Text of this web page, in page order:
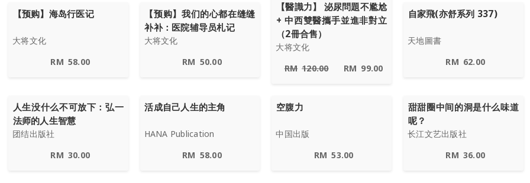
【预购】海岛行医记
大将文化
RM 58.00
【预购】我们的心都在缝缝
补补：医院辅导员札记
大将文化
RM 50.00
【醫識力】 泌尿問題不尷尬
+ 中西雙醫攜手並進非對立
（2冊合售）
大将文化
RM 120.00 RM 99.00
自家飛(亦舒系列 337)
天地圖書
RM 62.00
人生没什么不可放下：弘一
法师的人生智慧
团结出版社
RM 30.00
活成自己人生的主角
HANA Publication
RM 58.00
空腹力
中国出版
RM 53.00
甜甜圈中间的洞是什么味道
呢？
长江文艺出版社
RM 36.00